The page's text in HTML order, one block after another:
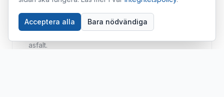
PARKERINGSYTOR I EKERÖ
asfalt.
Acceptera alla Bara nödvändiga